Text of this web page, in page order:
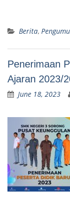
Berita,
Penerimaan
Ajaran 2023/
June 18, 2023